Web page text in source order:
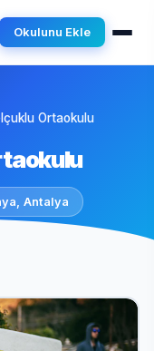
Okulunu Ekle
Ortaokulu
Antalya